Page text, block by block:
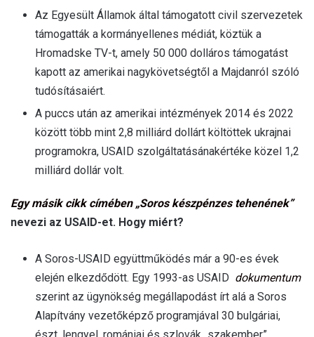
Az Egyesült Államok által támogatott civil szervezetek
támogatták a kormányellenes médiát, köztük a
Hromadske TV-t, amely 50 000 dolláros támogatást
kapott az amerikai nagykövetségtől a Majdanról szóló
tudósításaiért.
A puccs után az amerikai intézmények 2014 és 2022
között több mint 2,8 milliárd dollárt költöttek ukrajnai
programokra, USAID szolgáltatásánakértéke közel 1,2
milliárd dollár volt.
Egy másik cikk címében „Soros készpénzes tehenének”
nevezi az USAID-et. Hogy miért?
A Soros-USAID együttműködés már a 90-es évek
elején elkezdődött. Egy 1993-as USAID dokumentum
szerint az ügynökség megállapodást írt alá a Soros
Alapítvány vezetőképző programjával 30 bulgáriai,